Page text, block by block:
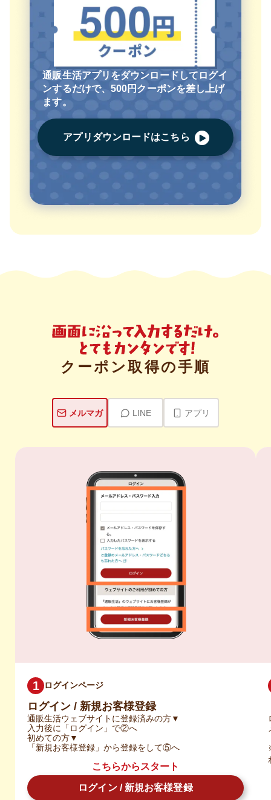
通販生活アプリをダウンロードしてログイ
ンするだけで、500円クーポンを差し上げ
ます。
アプリダウンロードはこちら
クーポン取得の手順
メルマガ LINE アプリ
ログインページ
ログイン / 新規お客様登録
通販生活ウェブサイトに登録済みの方▼
入力後に「ログイン」で②へ
初めての方▼
「新規お客様登録」から登録をして⑤へ
こちらからスタート
ログイン / 新規お客様登録